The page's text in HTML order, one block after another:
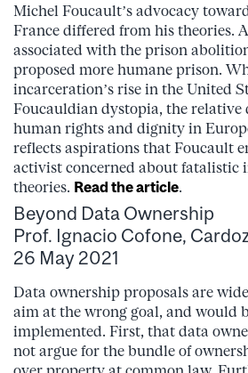
Michel Foucault’s advocacy
France differed from his theories.
associated with the prison
proposed more humane prison.
incarceration’s rise in the United
Foucauldian dystopia, the relative
human rights and dignity in
reflects aspirations that Foucault
activist concerned about fatalistic
theories. Read the article.
Beyond Data Ownership
Prof. Ignacio Cofone,
26 May 2021
Data ownership proposals are
aim at the wrong goal, and would
implemented. First, that data
not argue for the bundle of